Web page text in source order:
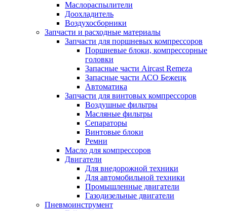
Маслораспылители
Доохладитель
Воздухосборники
Запчасти и расходные материалы
Запчасти для поршневых компрессоров
Поршневые блоки, компрессорные
головки
Запасные части Aircast Remeza
Запасные части АСО Бежецк
Автоматика
Запчасти для винтовых компрессоров
Воздушные фильтры
Масляные фильтры
Сепараторы
Винтовые блоки
Ремни
Масло для компрессоров
Двигатели
Для внедорожной техники
Для автомобильной техники
Промышленные двигатели
Газодизельные двигатели
Пневмоинструмент